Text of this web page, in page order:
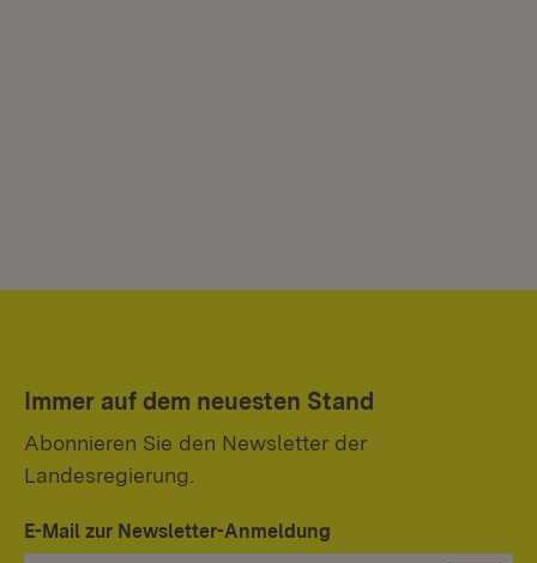
Immer auf dem neuesten Stand
Abonnieren Sie den Newsletter der
Landesregierung.
E-Mail zur Newsletter-Anmeldung